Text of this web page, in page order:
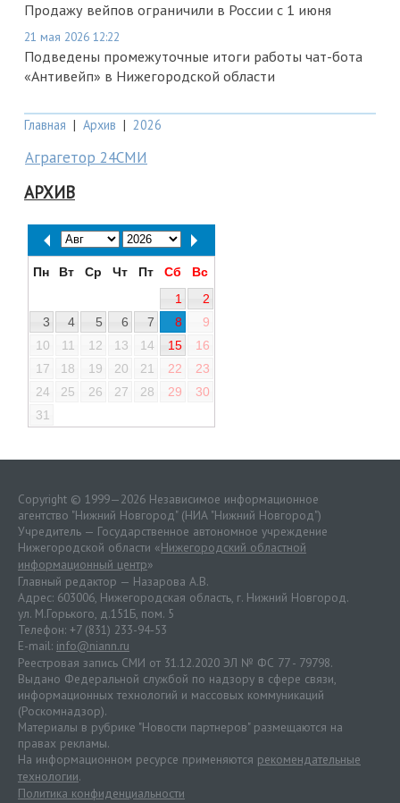
Продажу вейпов ограничили в России с 1 июня
21 мая 2026 12:22
Подведены промежуточные итоги работы чат-бота
«Антивейп» в Нижегородской области
Главная | Архив | 2026
Аграгетор 24СМИ
АРХИВ
Пн Вт Ср Чт Пт Сб
Вс
1
2
3
4 5 6 7 8
9
10
11 12 13 14 15
16
17
18 19 20 21 22
23
24
25 26 27 28 29
30
31
Copyright © 1999—2026 Независимое информационное
агентство "Нижний Новгород" (НИА "Нижний Новгород")
Учредитель — Государственное автономное учреждение
Нижегородской области «Нижегородский областной
информационный центр»
Главный редактор — Назарова А.В.
Адрес: 603006, Нижегородская область, г. Нижний Новгород.
ул. М.Горького, д.151Б, пом. 5
Телефон: +7 (831) 233-94-53
E-mail: info@niann.ru
Реестровая запись СМИ от 31.12.2020 ЭЛ № ФС 77 - 79798.
Выдано Федеральной службой по надзору в сфере связи,
информационных технологий и массовых коммуникаций
(Роскомнадзор).
Материалы в рубрике "Новости партнеров" размещаются на
правах рекламы.
На информационном ресурсе применяются рекомендательные
технологии.
Политика конфиденциальности